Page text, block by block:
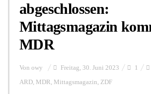
abgeschlossen:
Mittagsmagazin
MDR
Von owy Freitag, 30. Juni 2023 1
ARD, MDR, Mittagsmagazin, ZDF